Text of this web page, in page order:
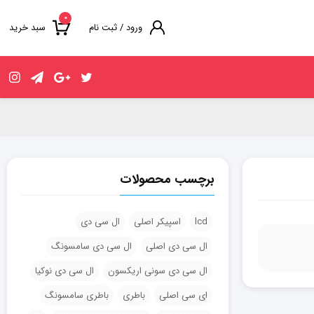
۰
سبد خرید ورود / ثبت نام
برچسب محصولات
lcd اسپیکر اصلی
ال سی دی
ال سی دی اصلی
ال سی دی سامسونگ
ال سی دی سونی اریکسون
ال سی دی نوکیا
ای سی اصلی
باطری
باطری سامسونگ